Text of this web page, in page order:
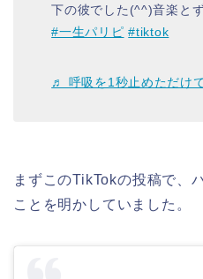
下の彼でした(^^)音楽と
#一生パリピ #tiktok
♬ 呼吸を1秒止めただけ
まずこのTikTokの投稿で、
ことを明かしていました。